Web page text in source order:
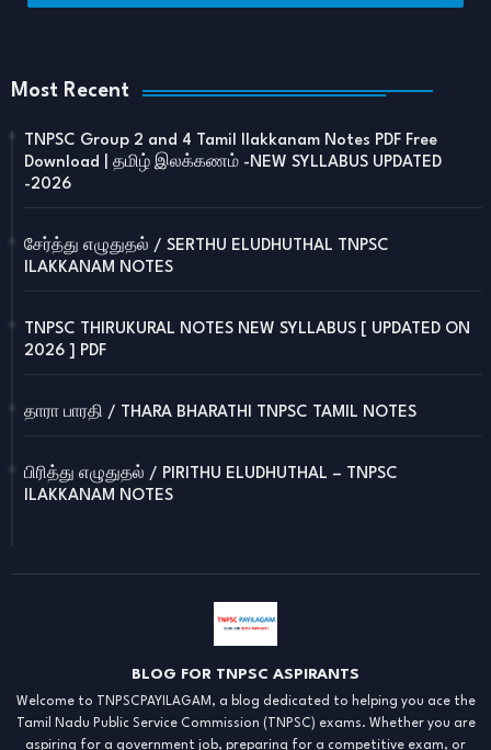
Most Recent
TNPSC Group 2 and 4 Tamil Ilakkanam Notes PDF Free
Download | தமிழ் இலக்கணம் -NEW SYLLABUS UPDATED
-2026
சேர்த்து எழுதுதல் / SERTHU ELUDHUTHAL TNPSC
ILAKKANAM NOTES
TNPSC THIRUKURAL NOTES NEW SYLLABUS [ UPDATED ON
2026 ] PDF
தாரா பாரதி / THARA BHARATHI TNPSC TAMIL NOTES
பிரித்து எழுதுதல் / PIRITHU ELUDHUTHAL – TNPSC
ILAKKANAM NOTES
BLOG FOR TNPSC ASPIRANTS
Welcome to TNPSCPAYILAGAM, a blog dedicated to helping you ace the
Tamil Nadu Public Service Commission (TNPSC) exams. Whether you are
aspiring for a government job, preparing for a competitive exam, or